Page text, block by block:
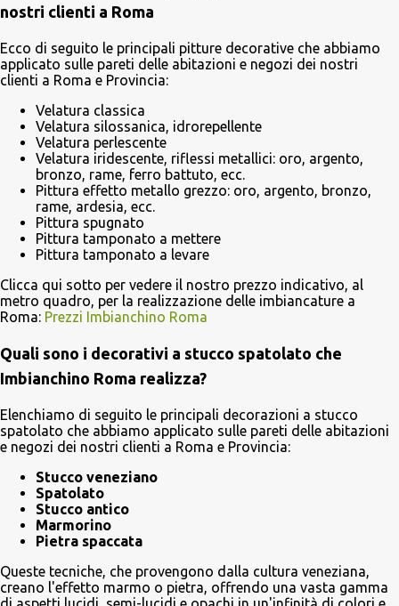
nostri clienti a Roma
Ecco di seguito le principali pitture decorative che abbiamo
applicato sulle pareti delle abitazioni e negozi dei nostri
clienti a Roma e Provincia:
Velatura classica
Velatura silossanica, idrorepellente
Velatura perlescente
Velatura iridescente, riflessi metallici: oro, argento,
bronzo, rame, ferro battuto, ecc.
Pittura effetto metallo grezzo: oro, argento, bronzo,
rame, ardesia, ecc.
Pittura spugnato
Pittura tamponato a mettere
Pittura tamponato a levare
Clicca qui sotto per vedere il nostro prezzo indicativo, al
metro quadro, per la realizzazione delle imbiancature a
Roma: Prezzi Imbianchino Roma
Quali sono i decorativi a stucco spatolato che
Imbianchino Roma realizza?
Elenchiamo di seguito le principali decorazioni a stucco
spatolato che abbiamo applicato sulle pareti delle abitazioni
e negozi dei nostri clienti a Roma e Provincia:
Stucco veneziano
Spatolato
Stucco antico
Marmorino
Pietra spaccata
Queste tecniche, che provengono dalla cultura veneziana,
creano l'effetto marmo o pietra, offrendo una vasta gamma